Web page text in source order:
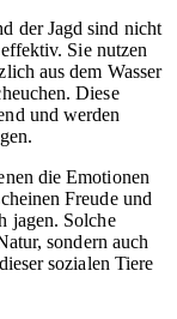
der Jagd sind nicht
Sie nutzen
aus dem Wasser
Diese
und werden
die Emotionen
Freude und
jagen. Solche
sondern auch
sozialen Tiere